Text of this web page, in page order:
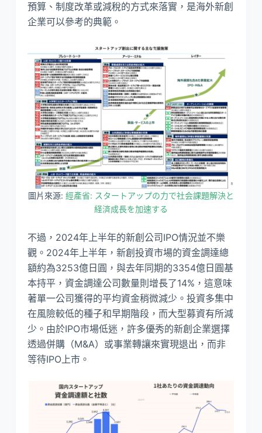
預算、制度改革或減稅的方式來落實，是海外新創
企業可以參考的典範。
圖片來源: 經產省: スタートアップの力で社会課題解決と
経済成長を加速する
不過，2024年上半年的新創公司IPO情況並不樂
觀。2024年上半年，新創投資市場的資金調達總
額約為3253億日圓，與去年同期的3354億日圓基
本持平，資金調達公司數量則增長了14%，這意味
著單一公司獲得的平均資金稍微減少。投資多集中
在風險較低的種子和早期階段，而大型募資有所減
少。由於IPO市場低迷，許多優秀的新創企業選擇
透過併購（M&A）或事業轉讓來實現退出，而非
等待IPO上市。